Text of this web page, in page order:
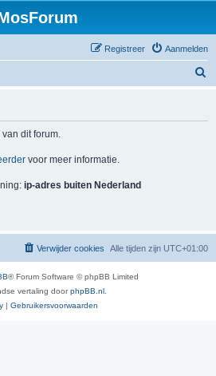
Aanmelden
Registreer
dit forum.
voor meer informatie.
ip-adres buiten Nederland
Alle tijden zijn UTC+01:00
Verwijder cookies
® Forum Software © phpBB Limited
vertaling doorphpBB.nl
| Gebruikersvoorwaarden